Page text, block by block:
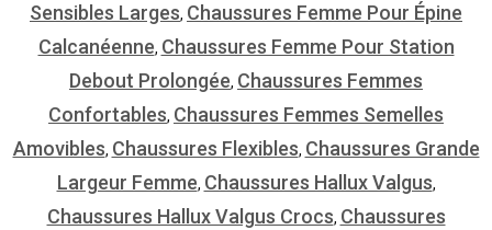
Sensibles Larges, Chaussures Femme Pour Épine
Calcanéenne, Chaussures Femme Pour Station
Debout Prolongée, Chaussures Femmes
Confortables, Chaussures Femmes Semelles
Amovibles, Chaussures Flexibles, Chaussures Grande
Largeur Femme, Chaussures Hallux Valgus,
Chaussures Hallux Valgus Crocs, Chaussures